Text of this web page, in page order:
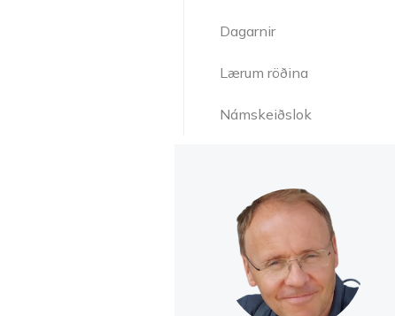
Dagarnir
Lærum röðina
Námskeiðslok